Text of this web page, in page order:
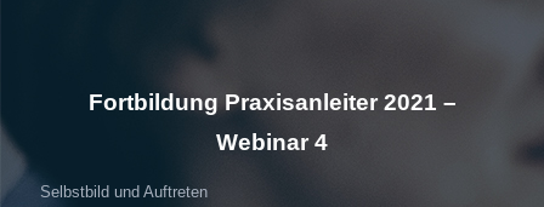
Fortbildung Praxisanleiter 2021 –
Webinar 4
Selbstbild und Auftreten